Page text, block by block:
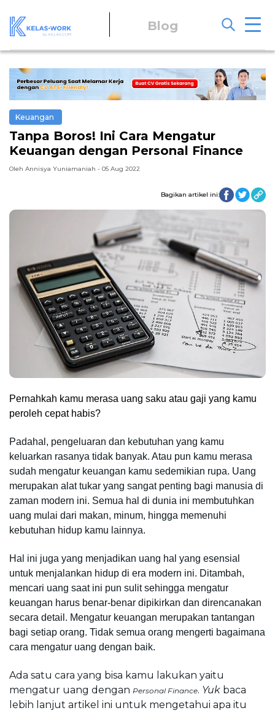
Blog
Keuangan
Tanpa Boros! Ini Cara Mengatur
Keuangan dengan Personal Finance
Oleh Annisya Yuniamaniah - 05 Aug 2022
Bagikan artikel ini:
Pernahkah kamu merasa uang saku atau gaji yang kamu
peroleh cepat habis?
Padahal, pengeluaran dan kebutuhan yang kamu
keluarkan rasanya tidak banyak. Atau pun kamu merasa
sudah mengatur keuangan kamu sedemikian rupa. Uang
merupakan alat tukar yang sangat penting bagi manusia di
zaman modern ini. Semua hal di dunia ini membutuhkan
uang mulai dari makan, minum, hingga memenuhi
kebutuhan hidup kamu lainnya.
Hal ini juga yang menjadikan uang hal yang esensial
untuk menjalankan hidup di era modern ini. Ditambah,
mencari uang saat ini pun sulit sehingga mengatur
keuangan harus benar-benar dipikirkan dan direncanakan
secara detail. Mengatur keuangan merupakan tantangan
bagi setiap orang. Tidak semua orang mengerti bagaimana
cara mengatur uang dengan baik.
Ada satu cara yang bisa kamu lakukan yaitu
mengatur uang dengan Personal Finance. Yuk baca